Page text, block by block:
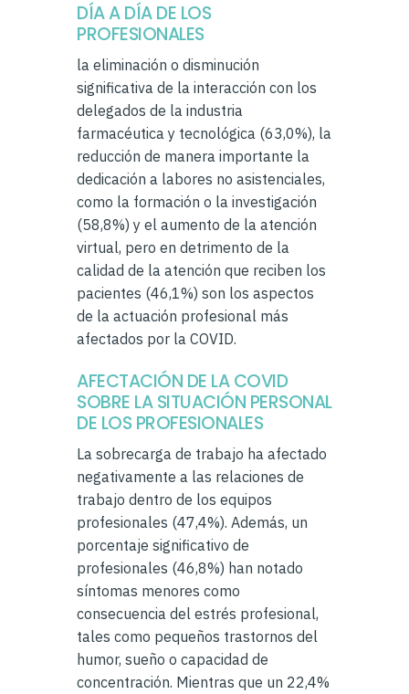
DÍA A DÍA DE LOS
PROFESIONALES
la eliminación o disminución
significativa de la interacción con los
delegados de la industria
farmacéutica y tecnológica (63,0%), la
reducción de manera importante la
dedicación a labores no asistenciales,
como la formación o la investigación
(58,8%) y el aumento de la atención
virtual, pero en detrimento de la
calidad de la atención que reciben los
pacientes (46,1%) son los aspectos
de la actuación profesional más
afectados por la COVID.
AFECTACIÓN DE LA COVID
SOBRE LA SITUACIÓN PERSONAL
DE LOS PROFESIONALES
La sobrecarga de trabajo ha afectado
negativamente a las relaciones de
trabajo dentro de los equipos
profesionales (47,4%). Además, un
porcentaje significativo de
profesionales (46,8%) han notado
síntomas menores como
consecuencia del estrés profesional,
tales como pequeños trastornos del
humor, sueño o capacidad de
concentración. Mientras que un 22,4%